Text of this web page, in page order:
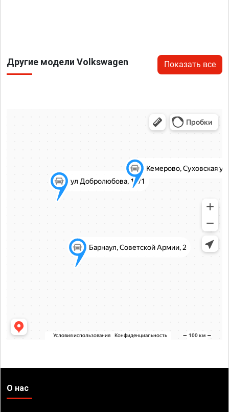
Другие модели Volkswagen Показать все
О нас